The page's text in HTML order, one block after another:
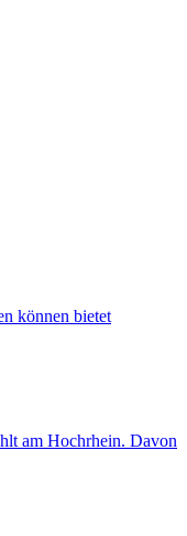
können bietet
am Hochrhein. Davon